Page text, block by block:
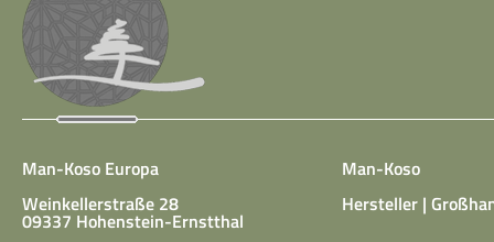
Man-Koso Europa
Weinkellerstraße 28
09337 Hohenstein-Ernstthal
Man-Koso
Hersteller |